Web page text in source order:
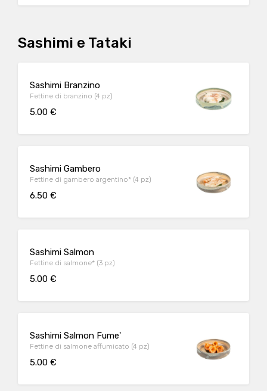
Sashimi e Tataki
Sashimi Branzino
Fettine di branzino (4 pz)
5.00 €
Sashimi Gambero
Fettine di gambero argentino* (4 pz)
6.50 €
Sashimi Salmon
Fettine di salmone* (3 pz)
5.00 €
Sashimi Salmon Fume'
Fettine di salmone affumicato (4 pz)
5.00 €